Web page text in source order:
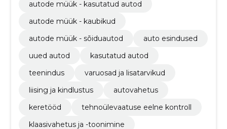
autode müük - kasutatud autod
autode müük - kaubikud
autode müük - sõiduautod
auto esindused
uued autod
kasutatud autod
teenindus
varuosad ja lisatarvikud
liising ja kindlustus
autovahetus
keretööd
tehnoülevaatuse eelne kontroll
klaasivahetus ja -toonimine